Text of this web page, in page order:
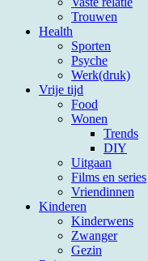
Trouwen
Health
Sporten
Psyche
Werk(druk)
Vrije tijd
Food
Wonen
Trends
DIY
Uitgaan
Films en series
Vriendinnen
Kinderen
Kinderwens
Zwanger
Gezin